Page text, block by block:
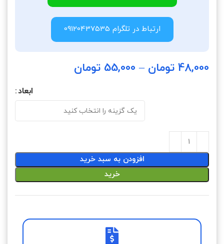
ارتباط در تلگرام 09120437535
48,000 تومان –
55,000 تومان
ابعاد
افزودن به سبد خرید
خرید